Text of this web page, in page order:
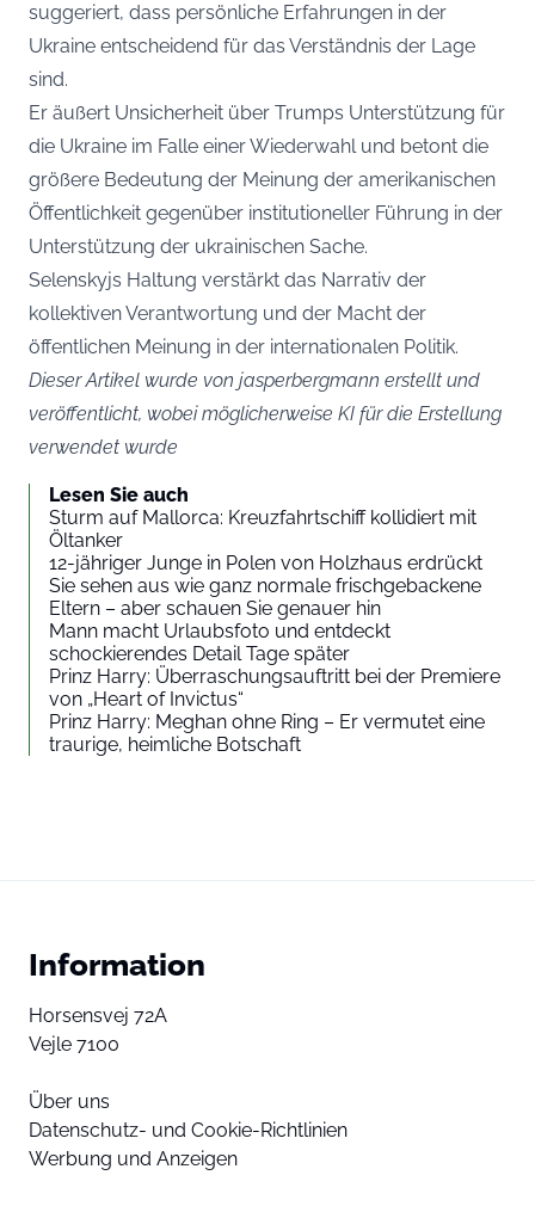
suggeriert, dass persönliche Erfahrungen in der
Ukraine entscheidend für das Verständnis der Lage
sind.
Er äußert Unsicherheit über Trumps Unterstützung für
die Ukraine im Falle einer Wiederwahl und betont die
größere Bedeutung der Meinung der amerikanischen
Öffentlichkeit gegenüber institutioneller Führung in der
Unterstützung der ukrainischen Sache.
Selenskyjs Haltung verstärkt das Narrativ der
kollektiven Verantwortung und der Macht der
öffentlichen Meinung in der internationalen Politik.
Dieser Artikel wurde von jasperbergmann erstellt und
veröffentlicht, wobei möglicherweise KI für die Erstellung
verwendet wurde
Lesen Sie auch
Sturm auf Mallorca: Kreuzfahrtschiff kollidiert mit
Öltanker
12-jähriger Junge in Polen von Holzhaus erdrückt
Sie sehen aus wie ganz normale frischgebackene
Eltern – aber schauen Sie genauer hin
Mann macht Urlaubsfoto und entdeckt
schockierendes Detail Tage später
Prinz Harry: Überraschungsauftritt bei der Premiere
von „Heart of Invictus“
Prinz Harry: Meghan ohne Ring – Er vermutet eine
traurige, heimliche Botschaft
Information
Horsensvej 72A
Vejle 7100
Über uns
Datenschutz- und Cookie-Richtlinien
Werbung und Anzeigen